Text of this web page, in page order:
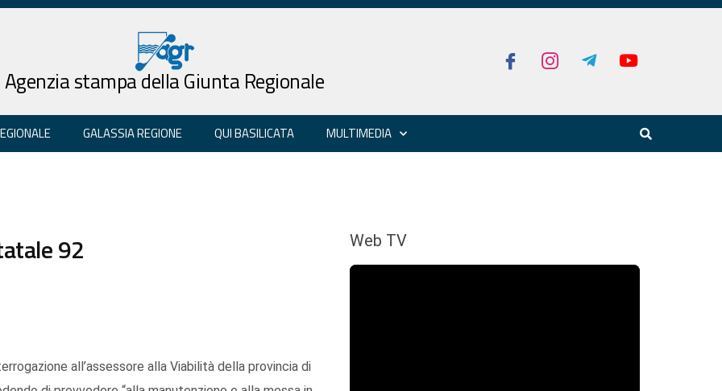
Agenzia stampa della Giunta Regionale
GALASSIA REGIONE QUI BASILICATA MULTIMEDIA
92
all’assessore alla Viabilità della provincia di
Web TV